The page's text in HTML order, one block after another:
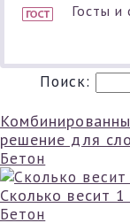
Госты и
Поиск:
решение для
Бетон
Сколько весит
Бетон